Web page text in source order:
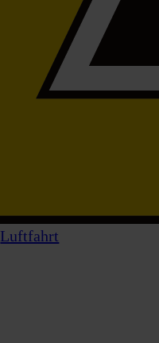
Luftfahrt